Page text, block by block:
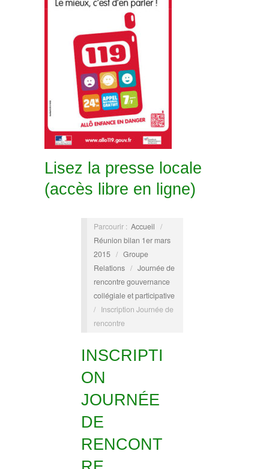
Lisez la presse locale
(accès libre en ligne)
Parcourir : Accueil /
Réunion bilan 1er mars
2015 / Groupe
Relations / Journée de
rencontre gouvernance
collégiale et participative
/ Inscription Journée de
rencontre
INSCRIPTI
ON
JOURNÉE
DE
RENCONT